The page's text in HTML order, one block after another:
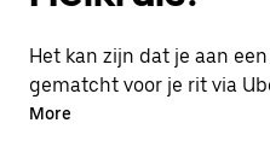
Het kan zijn dat je aan
gematcht voor je rit via
is, profiteer je van
More